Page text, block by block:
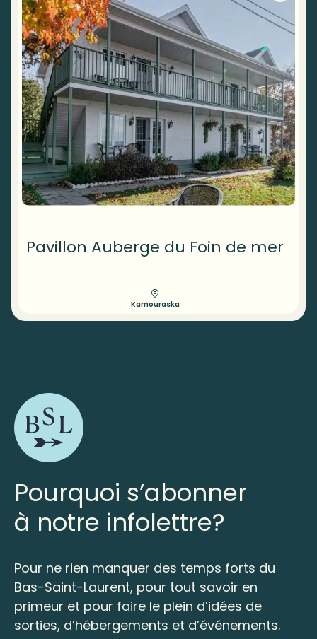
Pavillon Auberge du Foin de mer
Kamouraska
Pourquoi s’abonner
à notre infolettre?
Pour ne rien manquer des temps forts du
Bas-Saint-Laurent, pour tout savoir en
primeur et pour faire le plein d’idées de
sorties, d’hébergements et d’événements.